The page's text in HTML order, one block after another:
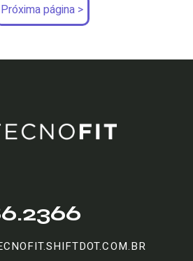
Próxima página >